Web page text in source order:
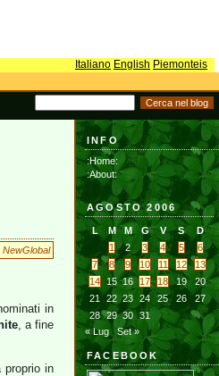
Italiano English Piemonteis
NewGlobal
in
, a fine
proprio in
INFO
:Home:
:About:
AGOSTO 2006
L M M G V S
D
1
2 3 4 5
6
7
8 9 10 11 12
13
14
15 16 17 18 19
20
21
22 23 24 25 26
27
28 29 30 31
« Lug
Set »
FACEBOOK